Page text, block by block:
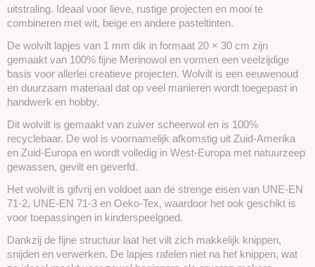
uitstraling. Ideaal voor lieve, rustige projecten en mooi te
combineren met wit, beige en andere pasteltinten.
De wolvilt lapjes van 1 mm dik in formaat 20 × 30 cm zijn
gemaakt van 100% fijne Merinowol en vormen een veelzijdige
basis voor allerlei creatieve projecten. Wolvilt is een eeuwenoud
en duurzaam materiaal dat op veel manieren wordt toegepast in
handwerk en hobby.
Dit wolvilt is gemaakt van zuiver scheerwol en is 100%
recyclebaar. De wol is voornamelijk afkomstig uit Zuid-Amerika
en Zuid-Europa en wordt volledig in West-Europa met natuurzeep
gewassen, gevilt en geverfd.
Het wolvilt is gifvrij en voldoet aan de strenge eisen van UNE-EN
71-2, UNE-EN 71-3 en Oeko-Tex, waardoor het ook geschikt is
voor toepassingen in kinderspeelgoed.
Dankzij de fijne structuur laat het vilt zich makkelijk knippen,
snijden en verwerken. De lapjes rafelen niet na het knippen, wat